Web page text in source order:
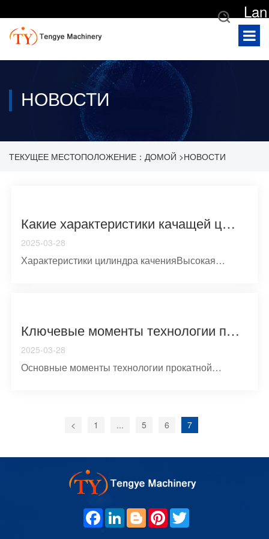
НОВОСТИ
ТЕКУЩЕЕ МЕСТОПОЛОЖЕНИЕ： ДОМОЙ >НОВОСТИ
Какие характеристики качащей цилиндровой трубки
2025-03-28
Характеристики цилиндра каченияВысокая
Ключевые моменты технологии прокатной обработки
2025-03-28
Основные моменты технологии прокатной
< 1 ... 5 6 7
F
A
C
L
N
B
L
O
P
I
N
T
W
I
Lan
gua
ge